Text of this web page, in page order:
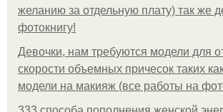
желанию за отдельную плату) так же
фотокнигу!
Девочки, нам требуются модели для
скорости объемных причесок таких
модели на макияж (все работы на